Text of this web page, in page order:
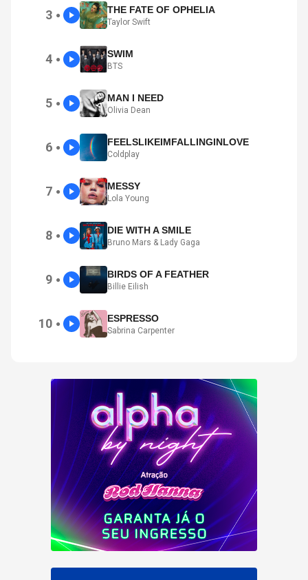
3 ● THE FATE OF OPHELIA
Taylor Swift
4 ● SWIM
BTS
5 ● MAN I NEED
Olivia Dean
6 ● FEELSLIKEIMFALLINGINLOVE
Coldplay
7 ● MESSY
Lola Young
8 ● DIE WITH A SMILE
Bruno Mars & Lady Gaga
9 ● BIRDS OF A FEATHER
Billie Eilish
10 ● ESPRESSO
Sabrina Carpenter